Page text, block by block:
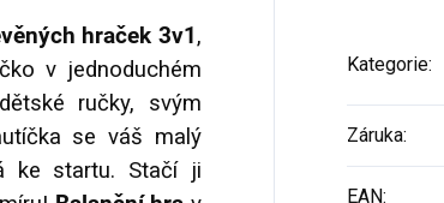
hraček 3v1 ,
v jednoduchém
ručky, svým
se váš malý
ke startu. Stačí ji
Kategorie:
Záruka:
EAN: